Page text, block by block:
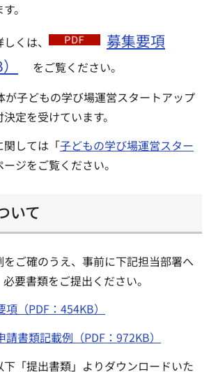
。
くは、
募集要項
をご覧ください。
が子どもの学び場運営スタートアップ
定を受けています。
関しては「子どもの学び場運営スター
ージをご覧ください。
いて
ご確のうえ、事前に下記担当部署へ
要書類をご提出ください。
項（PDF：454KB）
請書類記載例（PDF：972KB）
「提出書類」よりダウンロードいた